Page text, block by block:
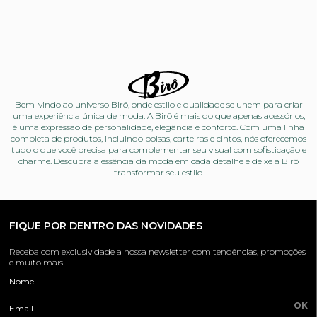
Bem-vindo ao universo Birô, onde estilo e qualidade se unem para criar
uma experiência única de moda. A Birô é mais do que apenas acessórios;
é uma expressão de personalidade, elegância e conforto. Com uma linha
completa de produtos, incluindo bolsas, carteiras e cintos, nós oferecemos
tudo o que você precisa para complementar seu visual com sofisticação e
charme. Descubra a essência da moda em cada detalhe e deixe a Birô
transformar seu estilo.
FIQUE POR DENTRO DAS NOVIDADES
Receba com exclusividade a nossa newsletter com tendências, promoções
e muito mais.
Nome
Email OK